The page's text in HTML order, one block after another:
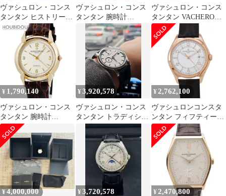
ヴァシュロン・コンス
タンタン ヒストリーク
トレド 42100 / 000J-
8711 自動巻き Cal.1312
750YG 革 純正ピンバッ
クル（750YG）アイボ
リー文字盤 箱 冊子 ケ
ース 保証書（2001年）
クロス 純正レザーベル
ト付き
ヴァシュロン・コンス
タンタン 腕時計
85050/000T-9341 鑑定済
み ブランド
ヴァシュロン・コンス
タンタン VACHERON
CONSTANTIN
Cal.K1014 ムーブメン
ト 手巻き メンズ _I-233
¥ 1,790,140
ヴァシュロン・コンス
タンタン 腕時計
48003/000J-3 鑑定済み
ブランド
¥3,920,578
ヴァシュロン・コンス
タンタン トラディショ
ナル ホワイトゴールド
¥ 2,762,100
ヴァシュロンコンスタ
ンタン フィフティーシ
ックス オートマティッ
ク 4600E/000R-B441 シ
ルバー文字盤
¥4,000,000 ¥3,720,578 ¥ 2,470,800